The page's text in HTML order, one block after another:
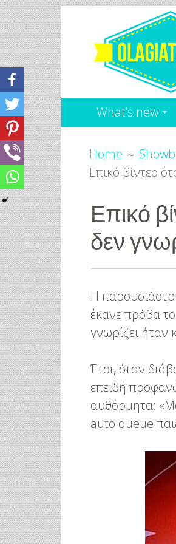
Skip
to
content
Όλα
Για
το
Παιδί
-
What’s new
Breadcrumbs
Home
Επικό βίντεο
Επικό
δεν
Η
έκανε πρόβα
γνωρίζει ήταν
Έτσι, όταν
επειδή
αυθόρμητα:
auto queue